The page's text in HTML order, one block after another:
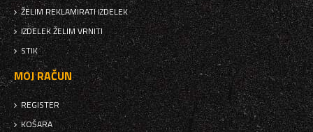
ŽELIM REKLAMIRATI IZDELEK
IZDELEK ŽELIM VRNITI
STIK
MOJ RAČUN
REGISTER
KOŠARA